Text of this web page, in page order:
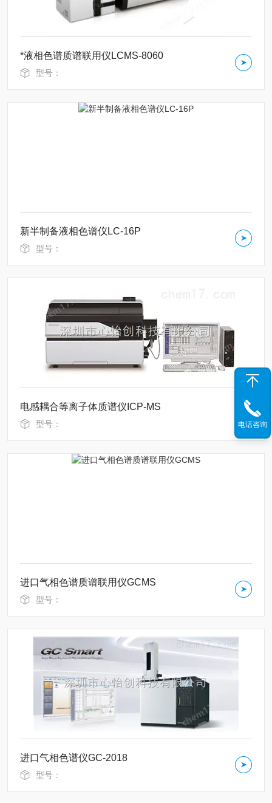
*液相色谱质谱联用仪LCMS-8060
型号：
新半制备液相色谱仪LC-16P
型号：
电感耦合等离子体质谱仪ICP-MS
型号：
进口气相色谱质谱联用仪GCMS
型号：
进口气相色谱仪GC-2018
型号：
电话咨询